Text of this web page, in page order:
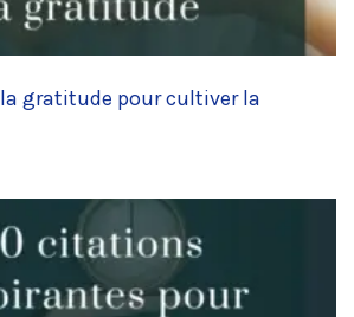
gratitude pour cultiver la